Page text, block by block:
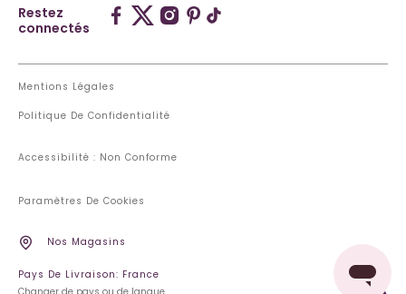
Restez
connectés
Mentions Légales
Politique De Confidentialité
Accessibilité : Non Conforme
Paramètres De Cookies
Nos Magasins
Pays De Livraison: France